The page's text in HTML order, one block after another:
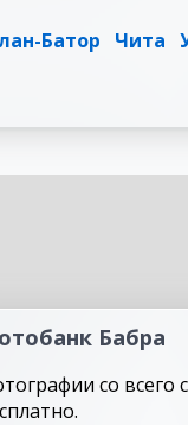
Батор Чита
Бабра
со всего